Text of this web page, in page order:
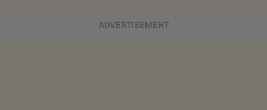
ADVERTISEMENT